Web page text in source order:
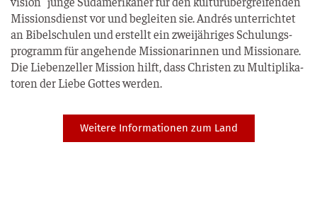
Mis­si­ons­dienst vor und beglei­ten sie. Andrés unter­rich­tet
an Bibel­schu­len und erstellt ein zwei­jäh­ri­ges Schu­lungs­
pro­gramm für ange­hen­de Mis­sio­na­rin­nen und Mis­sio­na­re.
Die Lie­ben­zel­ler Mis­si­on hilft, dass Chris­ten zu Mul­ti­pli­ka­
to­ren der Lie­be Got­tes werden.
Weitere Informationen zum Land